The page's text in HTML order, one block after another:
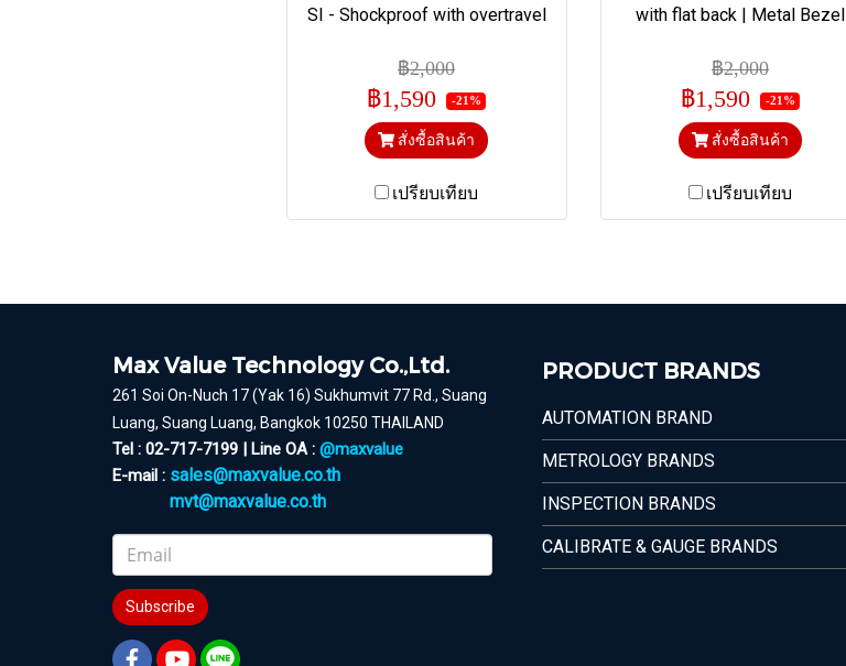
SI - Shockproof with overtravel
฿2,000
฿1,590 -21%
สั่งซื้อสินค้า
เปรียบเทียบ
with flat back | Metal Bezel
฿2,000
฿1,590 -21%
สั่งซื้อสินค้า
เปรียบเทียบ
Max Value Technology Co.,Ltd.
261 Soi On-Nuch 17 (Yak 16) Sukhumvit 77 Rd., Suang
Luang, Suang Luang, Bangkok 10250 THAILAND
Tel : 02-717-7199 | Line OA : @maxvalue
E-mail : sales@maxvalue.co.th
mvt@maxvalue.co.th
Subscribe
PRODUCT BRANDS
AUTOMATION BRAND
METROLOGY BRANDS
INSPECTION BRANDS
CALIBRATE & GAUGE BRANDS